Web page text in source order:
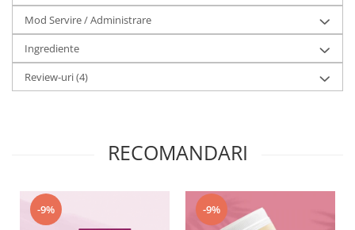
Mod Servire / Administrare
Ingrediente
Review-uri(4)
RECOMANDARI
-9% -9%